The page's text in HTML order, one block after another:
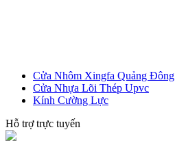
Cửa Nhôm Xingfa Quảng Đông
Cửa Nhựa Lõi Thép Upvc
Kính Cường Lực
Hỗ trợ trực tuyến